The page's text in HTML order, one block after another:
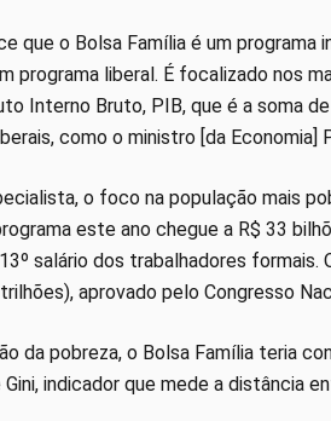
que o Bolsa Família é um
programa liberal. É focalizado nos
Interno Bruto, PIB, que é a soma
como o ministro [da Economia]
o foco na população mais
este ano chegue a R$ 33
salário dos trabalhadores formais.
aprovado pelo Congresso
da pobreza, o Bolsa Família teria
indicador que mede a distância